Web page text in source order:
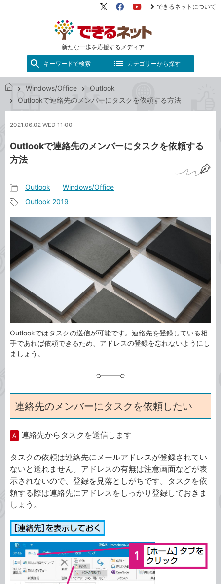
新たな一歩を応援するメディア
X（旧
FacebookYouTube
できるネットについて
キーワードで検索 カテゴリーから探す
で
ネ
ト
Windows/Office
Outlook
Outlookで連絡先のメンバーにタスクを依頼する方法
2021.06.02 WED 11:00
Outlookで連絡先のメンバーにタスクを依頼する
方法
事
カ
テ
リ
Outlook Windows/Office
事
タ
Outlook 2019
Outlookではタスクの送信が可能です。連絡先を登録している相
手であれば依頼できるため、アドレスの登録を忘れないようにし
ましょう。
連絡先のメンバーにタスクを依頼したい
A 連絡先からタスクを送信します
タスクの依頼は連絡先にメールアドレスが登録されてい
ないと送れません。アドレスの有無は注意画面などが表
示されないので、登録を見落としがちです。タスクを依
頼する際は連絡先にアドレスをしっかり登録しておきま
しょう。